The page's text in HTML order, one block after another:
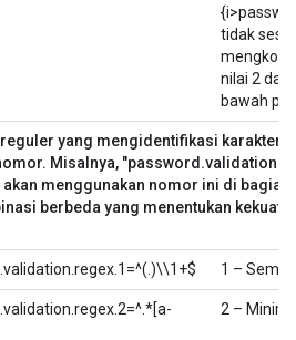
tidak
nilai 2 dan
bawah
yang mengidentifikasi
Misalnya,
menggunakan nomor ini di
berbeda yang menentukan
1 –
2 –